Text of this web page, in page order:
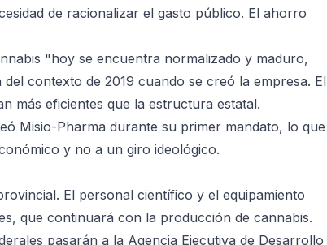
de racionalizar el gasto público. El ahorro
"hoy se encuentra normalizado y maduro,
contexto de 2019 cuando se creó la empresa. El
más eficientes que la estructura estatal.
Misio-Pharma durante su primer mandato, lo que
y no a un giro ideológico.
El personal científico y el equipamiento
que continuará con la producción de cannabis.
pasarán a la Agencia Ejecutiva de Desarrollo